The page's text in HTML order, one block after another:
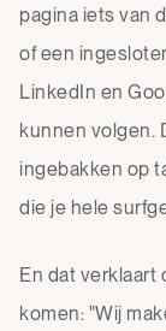
pagina iets van
of een
LinkedIn en
kunnen volgen.
ingebakken op
die je hele
En dat verklaart
komen: "Wij